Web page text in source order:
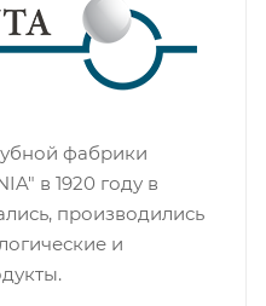
фабрики
в 1920 году в
производились
и